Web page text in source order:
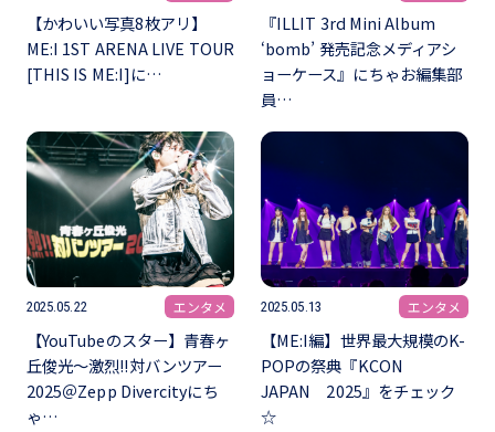
【かわいい写真8枚アリ】
ME:I 1ST ARENA LIVE TOUR
[THIS IS ME:I]に…
『ILLIT 3rd Mini Album
‘bomb’ 発売記念メディアシ
ョーケース』にちゃお編集部
員…
2025.05.22 エンタメ
【YouTubeのスター】青春ヶ
丘俊光～激烈!!対バンツアー
2025＠Zepp Divercityにち
ゃ…
2025.05.13 エンタメ
【ME:I編】世界最大規模のK-
POPの祭典『KCON
JAPAN 2025』をチェック
☆